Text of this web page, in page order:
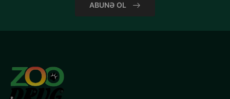
ABUNƏ OL